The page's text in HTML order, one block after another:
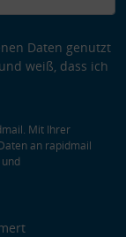
Daten genutzt
weiß, dass ich
Mit Ihrer
an rapidmail
und